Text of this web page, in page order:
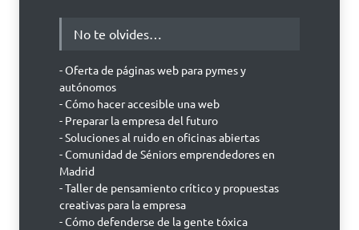
No te olvides…
- Oferta de páginas web para pymes y
autónomos
- Cómo hacer accesible una web
- Preparar la empresa del futuro
- Soluciones al ruido en oficinas abiertas
- Comunidad de Séniors emprendedores en
Madrid
- Taller de pensamiento crítico y propuestas
creativas para la empresa
- Cómo defenderse de la gente tóxica